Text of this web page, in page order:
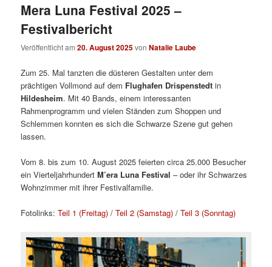
Mera Luna Festival 2025 –
Festivalbericht
Veröffentlicht am20. August 2025vonNatalie Laube
Zum 25. Mal tanzten die düsteren Gestalten unter dem
prächtigen Vollmond auf dem Flughafen Drispenstedt in
Hildesheim. Mit 40 Bands, einem interessanten
Rahmenprogramm und vielen Ständen zum Shoppen und
Schlemmen konnten es sich die Schwarze Szene gut gehen
lassen.
Vom 8. bis zum 10. August 2025 feierten circa 25.000 Besucher
ein VierteljahrhundertM’era Luna Festival – oder ihr Schwarzes
Wohnzimmer mit ihrer Festivalfamilie.
Fotolinks:Teil 1 (Freitag) /Teil 2 (Samstag) /Teil 3 (Sonntag)